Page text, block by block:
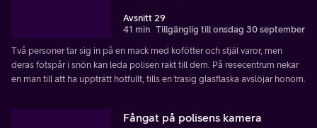
Avsnitt 29
41 min Tillgänglig till onsdag 30 september
Två personer tar sig in på en mack med kofötter och stjäl varor, men
deras fotspår i snön kan leda polisen rakt till dem. På resecentrum nekar
en man till att ha uppträtt hotfullt, tills en trasig glasflaska avslöjar honom.
Fångat på polisens kamera